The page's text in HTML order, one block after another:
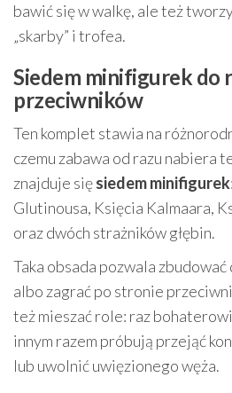
bawić się w walkę, ale też
„skarby” i trofea.
Siedem minifigurek do
przeciwników
Ten komplet stawia na
czemu zabawa od razu nabiera
znajduje sięsiedem minifigurek
Glutinousa, Księcia Kalmaara,
oraz dwóch strażników głębin.
Taka obsada pozwala
albo zagrać po stronie
też mieszać role: raz
innym razem próbują przejąć
lub uwolnić uwięzionego węża.